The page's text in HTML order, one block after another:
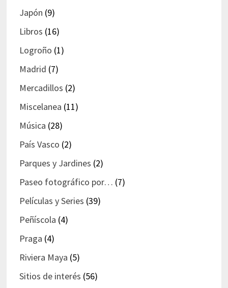
Japón (9)
Libros (16)
Logroño (1)
Madrid (7)
Mercadillos (2)
Miscelanea (11)
Música (28)
País Vasco (2)
Parques y Jardines (2)
Paseo fotográfico por… (7)
Películas y Series (39)
Peñíscola (4)
Praga (4)
Riviera Maya (5)
Sitios de interés (56)